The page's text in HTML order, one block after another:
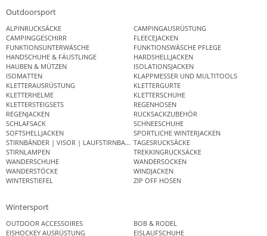
Outdoorsport
ALPINRUCKSÄCKE
CAMPINGAUSRÜSTUNG
CAMPINGGESCHIRR
FLEECEJACKEN
FUNKTIONSUNTERWÄSCHE
FUNKTIONSWÄSCHE PFLEGE
HANDSCHUHE & FÄUSTLINGE
HARDSHELLJACKEN
HAUBEN & MÜTZEN
ISOLATIONSJACKEN
ISOMATTEN
KLAPPMESSER UND MULTITOOLS
KLETTERAUSRÜSTUNG
KLETTERGURTE
KLETTERHELME
KLETTERSCHUHE
KLETTERSTEIGSETS
REGENHOSEN
REGENJACKEN
RUCKSACKZUBEHÖR
SCHLAFSACK
SCHNEESCHUHE
SOFTSHELLJACKEN
SPORTLICHE WINTERJACKEN
STIRNBÄNDER | VISOR | LAUFSTIRNBANDTAGESRUCKSÄCKE
STIRNLAMPEN
TREKKINGRUCKSÄCKE
WANDERSCHUHE
WANDERSOCKEN
WANDERSTÖCKE
WINDJACKEN
WINTERSTIEFEL
ZIP OFF HOSEN
Wintersport
OUTDOOR ACCESSOIRES
BOB & RODEL
EISHOCKEY AUSRÜSTUNG
EISLAUFSCHUHE